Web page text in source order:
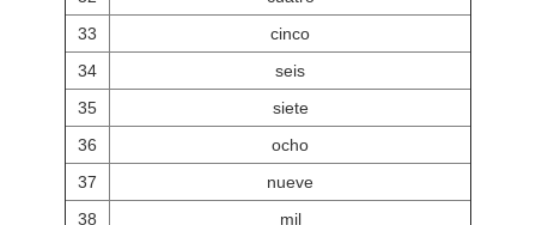
33
cinco
34
seis
35
siete
36
ocho
37
nueve
38
mil